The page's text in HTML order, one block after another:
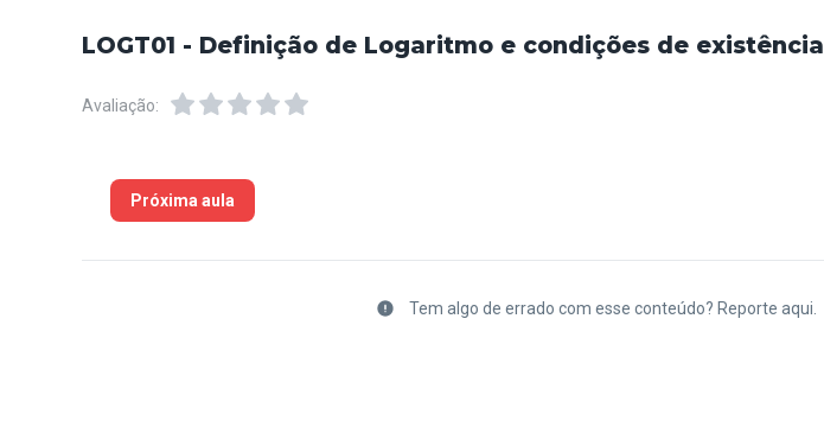
LOGT01 - Definição de Logaritmo e condições de existência
Avaliação:
Próxima aula
Tem algo de errado com esse conteúdo? Reporte aqui.